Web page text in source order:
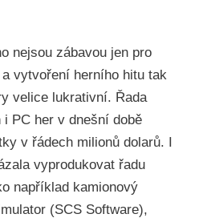
nejsou zábavou jen pro
vytvoření herního hitu tak
velice lukrativní. Řada
PC her v dnešní době
v řádech milionů dolarů. I
vyprodukovat řadu
například kamionový
(SCS Software),